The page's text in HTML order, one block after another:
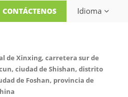
Idioma
CONTÁCTENOS
de Xinxing, carretera sur de
ciudad de Shishan, distrito
de Foshan, provincia de